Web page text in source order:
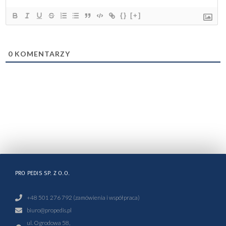
{} [+]
0 KOMENTARZY
PRO PEDIS SP. Z O.O.
+48 501 276 792 (zamówienia i współpraca)
biuro@propedis.pl
ul. Ogrodowa 58,